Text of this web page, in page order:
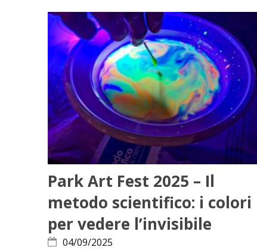
Park Art Fest 2025 – Il
metodo scientifico: i colori
per vedere l’invisibile
04/09/2025